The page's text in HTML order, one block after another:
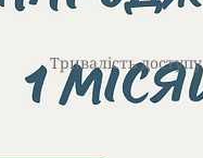
Тривалість доступу